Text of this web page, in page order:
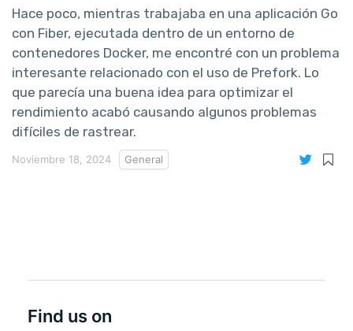
Hace poco, mientras trabajaba en una aplicación Go
con Fiber, ejecutada dentro de un entorno de
contenedores Docker, me encontré con un problema
interesante relacionado con el uso de Prefork. Lo
que parecía una buena idea para optimizar el
rendimiento acabó causando algunos problemas
difíciles de rastrear.
Noviembre 18, 2024 General
Find us on